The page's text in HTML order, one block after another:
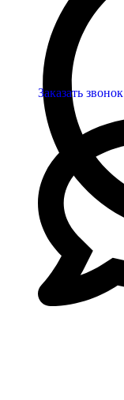
Заказать звонок